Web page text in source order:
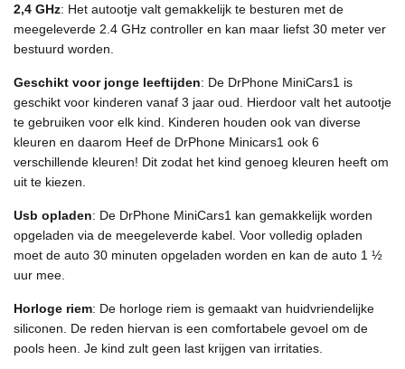
2,4 GHz: Het autootje valt gemakkelijk te besturen met de
meegeleverde 2.4 GHz controller en kan maar liefst 30 meter ver
bestuurd worden.
Geschikt voor jonge leeftijden: De DrPhone MiniCars1 is
geschikt voor kinderen vanaf 3 jaar oud. Hierdoor valt het autootje
te gebruiken voor elk kind. Kinderen houden ook van diverse
kleuren en daarom Heef de DrPhone Minicars1 ook 6
verschillende kleuren! Dit zodat het kind genoeg kleuren heeft om
uit te kiezen.
Usb opladen: De DrPhone MiniCars1 kan gemakkelijk worden
opgeladen via de meegeleverde kabel. Voor volledig opladen
moet de auto 30 minuten opgeladen worden en kan de auto 1 ½
uur mee.
Horloge riem: De horloge riem is gemaakt van huidvriendelijke
siliconen. De reden hiervan is een comfortabele gevoel om de
pools heen. Je kind zult geen last krijgen van irritaties.